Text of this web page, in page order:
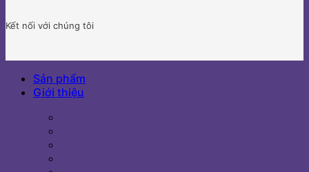
Kết nối với chúng tôi
Sản phẩm
Giới thiệu